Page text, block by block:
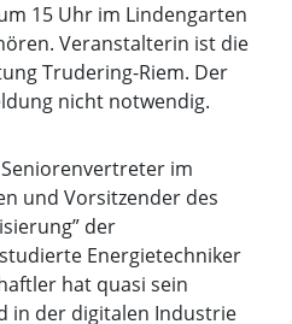
15 Uhr im Lindengarten
Veranstalterin ist die
Trudering-Riem. Der
nicht notwendig.
im
und Vorsitzender des
der
Energietechniker
hat quasi sein
in der digitalen Industrie